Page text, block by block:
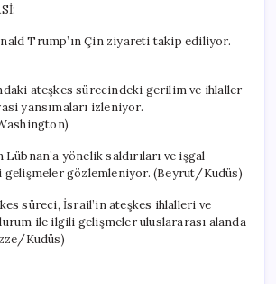
Trump’ın Çin ziyareti takip ediliyor.
ateşkes sürecindeki gerilim ve ihlaller
yansımaları izleniyor.
yönelik saldırıları ve işgal
gözlemleniyor. (Beyrut/Kudüs)
süreci, İsrail’in ateşkes ihlalleri ve
ile ilgili gelişmeler uluslararası alanda
Kudüs)